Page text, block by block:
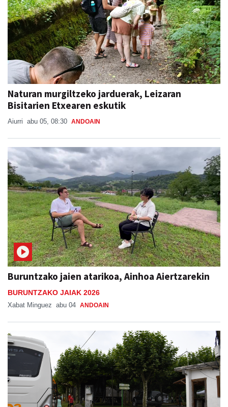
Naturan murgiltzeko jarduerak, Leizaran
Bisitarien Etxearen eskutik
Aiurri abu 05, 08:30 ANDOAIN
Buruntzako jaien atarikoa, Ainhoa Aiertzarekin
BURUNTZAKO JAIAK 2026
Xabat Minguez abu 04 ANDOAIN